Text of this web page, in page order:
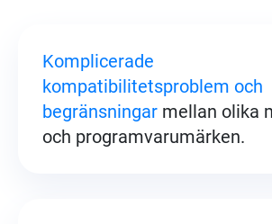
Komplicerade
kompatibilitetsproblem och
begränsningar mellan olika
och programvarumärken.